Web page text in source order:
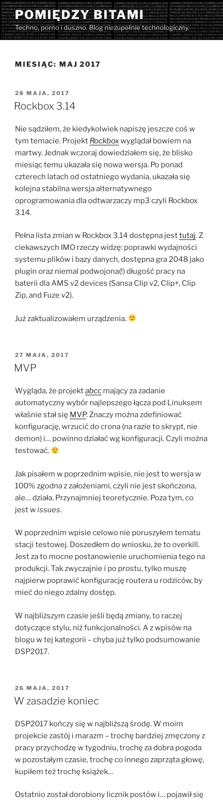
Przejdź
do
treści
POMIĘDZY BITAMI
Techno, porno i duszno. Blog niezupełnie technologiczny.
MIESIĄC: MAJ 2017
OPUBLIKOWANE
W
28 MAJA, 2017
Rockbox 3.14
Nie sądziłem, że kiedykolwiek napiszę jeszcze coś w
tym temacie. Projekt Rockboxwyglądał bowiem na
martwy. Jednak wczoraj dowiedziałem się, że blisko
miesiąc temu ukazała się nowa wersja. Po ponad
czterech latach od ostatniego wydania, ukazała się
kolejna stabilna wersja alternatywnego
oprogramowania dla odtwarzaczy mp3 czyli Rockbox
3.14.
Pełna lista zmian w Rockbox 3.14 dostępna jesttutaj. Z
ciekawszych IMO rzeczy widzę: poprawki wydajności
systemu plików i bazy danych, dostępna gra 2048 jako
plugin oraz niemal podwojona(!) długość pracy na
baterii dla AMS v2 devices (Sansa Clip v2, Clip+, Clip
Zip, and Fuze v2).
Już zaktualizowałem urządzenia.
OPUBLIKOWANE
W
27 MAJA, 2017
MVP
Wygląda, że projektabcc mający za zadanie
automatyczny wybór najlepszego łącza pod Linuksem
właśnie stał się MVP. Znaczy można zdefiniować
konfigurację, wrzucić do crona (na razie to skrypt, nie
demon) i… powinno działać wg konfiguracji. Czyli można
testować.
Jak pisałem w poprzednim wpisie, nie jest to wersja w
100% zgodna z założeniami, czyli nie jest skończona,
ale… działa. Przynajmniej teoretycznie. Poza tym, co
jest wissues.
W poprzednim wpisie celowo nie poruszyłem tematu
stacji testowej. Doszedłem do wniosku, że to overkill.
Jest za to mocne postanowienie uruchomienia tego na
produkcji. Tak zwyczajnie i po prostu, tylko muszę
najpierw poprawić konfigurację routera u rodziców, by
mieć do niego zdalny dostęp.
W najbliższym czasie jeśli będą zmiany, to raczej
dotyczące stylu, niż funkcjonalności. A z wpisów na
blogu w tej kategorii – chyba już tylko podsumowanie
DSP2017.
OPUBLIKOWANE
W
26 MAJA, 2017
W zasadzie koniec
DSP2017 kończy się w najbliższą środę. W moim
projekcie zastój i marazm – trochę bardziej zmęczony z
pracy przychodzę w tygodniu, trochę za dobra pogoda
w pozostałym czasie, trochę co innego zaprząta głowę,
kupiłem też trochę książek…
Ostatnio został dorobiony licznik postów i… pojawił się